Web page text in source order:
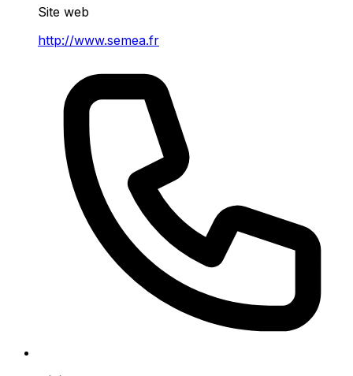
Site web
http://www.semea.fr